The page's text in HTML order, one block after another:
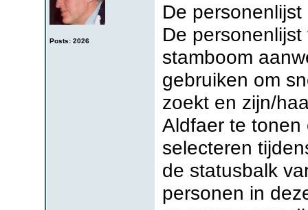
Posts: 2026
De
De
stamboom
gebruiken om
zoekt en zijn/
Aldfaer te
selecteren
de statusbalk
personen in